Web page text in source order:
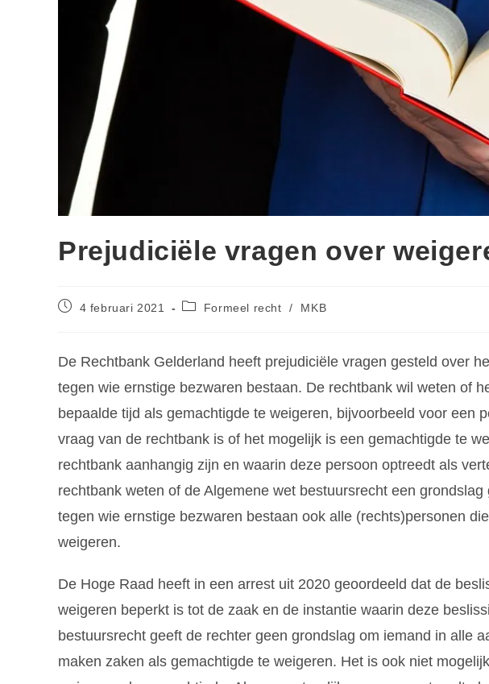
Prejudiciële vragen over
4 februari 2021 Formeel recht / MKB
De Rechtbank Gelderland heeft prejudiciële vragen gesteld over
tegen wie ernstige bezwaren bestaan. De rechtbank wil weten of
bepaalde tijd als gemachtigde te weigeren, bijvoorbeeld voor een
vraag van de rechtbank is of het mogelijk is een gemachtigde te
rechtbank aanhangig zijn en waarin deze persoon optreedt als
rechtbank weten of de Algemene wet bestuursrecht een
tegen wie ernstige bezwaren bestaan ook alle (rechts)personen
weigeren.
De Hoge Raad heeft in een arrest uit 2020 geoordeeld dat de
weigeren beperkt is tot de zaak en de instantie waarin deze
bestuursrecht geeft de rechter geen grondslag om iemand in alle
maken zaken als gemachtigde te weigeren. Het is ook niet